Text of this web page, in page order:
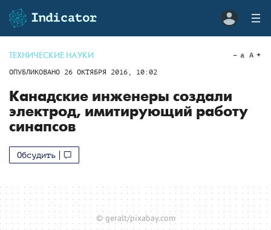
ТЕХНИЧЕСКИЕ НАУКИ
ОПУБЛИКОВАНО 26 ОКТЯБРЯ 2016, 10:02
a A
Канадские инженеры создали
электрод, имитирующий работу
синапсов
Обсудить
© geralt/pixabay.com